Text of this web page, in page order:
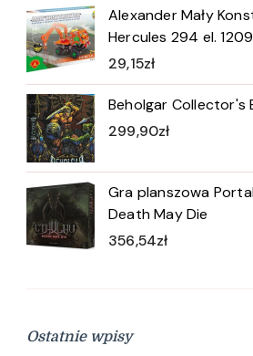
Alexander Mały
Hercules 294 el. 1209
29,15zł
Beholgar Collector's
299,90zł
Gra planszowa
Death May Die
356,54zł
Ostatnie wpisy